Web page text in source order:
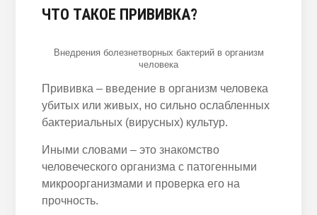
ЧТО ТАКОЕ ПРИВИВКА?
Внедрения болезнетворных бактерий в организм
человека
Прививка – введение в организм человека
убитых или живых, но сильно ослабленных
бактериальных (вирусных) культур.
Иными словами – это знакомство
человеческого организма с патогенными
микроорганизмами и проверка его на
прочность.